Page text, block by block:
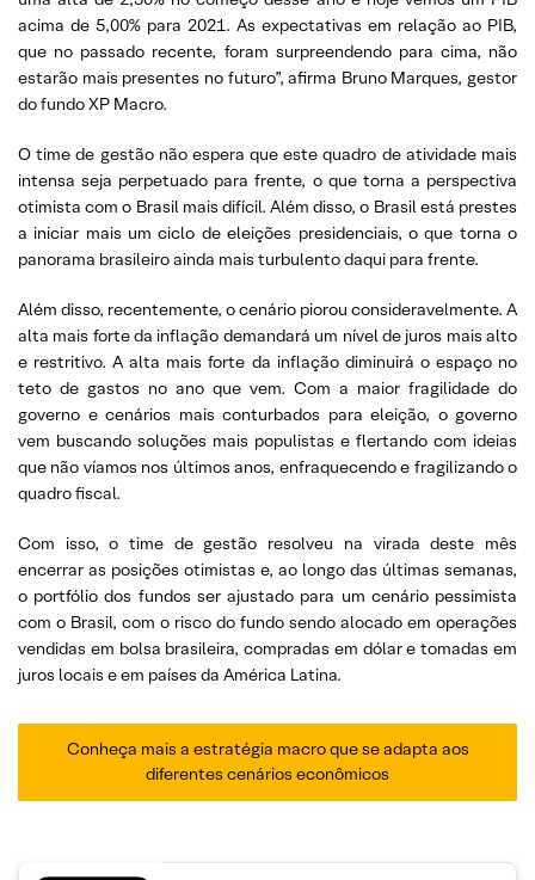
acima de 5,00% para 2021. As expectativas em relação ao PIB,
que no passado recente, foram surpreendendo para cima, não
estarão mais presentes no futuro”, afirma Bruno Marques, gestor
do fundo XP Macro.
O time de gestão não espera que este quadro de atividade mais
intensa seja perpetuado para frente, o que torna a perspectiva
otimista com o Brasil mais difícil. Além disso, o Brasil está prestes
a iniciar mais um ciclo de eleições presidenciais, o que torna o
panorama brasileiro ainda mais turbulento daqui para frente.
Além disso, recentemente, o cenário piorou consideravelmente. A
alta mais forte da inflação demandará um nível de juros mais alto
e restritivo. A alta mais forte da inflação diminuirá o espaço no
teto de gastos no ano que vem. Com a maior fragilidade do
governo e cenários mais conturbados para eleição, o governo
vem buscando soluções mais populistas e flertando com ideias
que não víamos nos últimos anos, enfraquecendo e fragilizando o
quadro fiscal.
Com isso, o time de gestão resolveu na virada deste mês
encerrar as posições otimistas e, ao longo das últimas semanas,
o portfólio dos fundos ser ajustado para um cenário pessimista
com o Brasil, com o risco do fundo sendo alocado em operações
vendidas em bolsa brasileira, compradas em dólar e tomadas em
juros locais e em países da América Latina.
Conheça mais a estratégia macro que se adapta aos
diferentes cenários econômicos